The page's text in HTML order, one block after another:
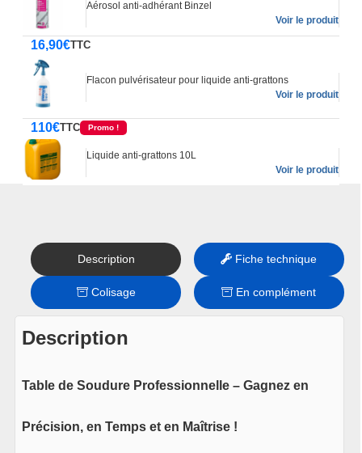
Aérosol anti-adhérant Binzel
Voir le produit
Flacon pulvérisateur pour liquide anti-grattons
Voir le produit
16,90€TTC
Liquide anti-grattons 10L
Voir le produit
110€TTC Promo !
Description Fiche technique
Colisage En complément
Description
Table de Soudure Professionnelle – Gagnez en
Précision, en Temps et en Maîtrise !